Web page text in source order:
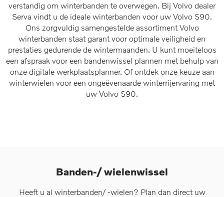
verstandig om winterbanden te overwegen. Bij Volvo dealer
Serva vindt u de ideale winterbanden voor uw Volvo S90.
Ons zorgvuldig samengestelde assortiment Volvo
winterbanden staat garant voor optimale veiligheid en
prestaties gedurende de wintermaanden. U kunt moeiteloos
een afspraak voor een bandenwissel plannen met behulp van
onze digitale werkplaatsplanner. Of ontdek onze keuze aan
winterwielen voor een ongeëvenaarde winterrijervaring met
uw Volvo S90.
Banden-/ wielenwissel
Heeft u al winterbanden/ -wielen? Plan dan direct uw